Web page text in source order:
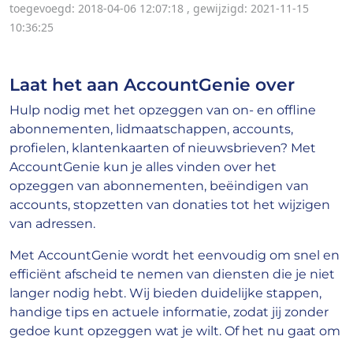
toegevoegd: 2018-04-06 12:07:18 , gewijzigd: 2021-11-15
10:36:25
Laat het aan AccountGenie over
Hulp nodig met het opzeggen van on- en offline
abonnementen, lidmaatschappen, accounts,
profielen, klantenkaarten of nieuwsbrieven? Met
AccountGenie kun je alles vinden over het
opzeggen van abonnementen, beëindigen van
accounts, stopzetten van donaties tot het wijzigen
van adressen.
Met AccountGenie wordt het eenvoudig om snel en
efficiënt afscheid te nemen van diensten die je niet
langer nodig hebt. Wij bieden duidelijke stappen,
handige tips en actuele informatie, zodat jij zonder
gedoe kunt opzeggen wat je wilt. Of het nu gaat om